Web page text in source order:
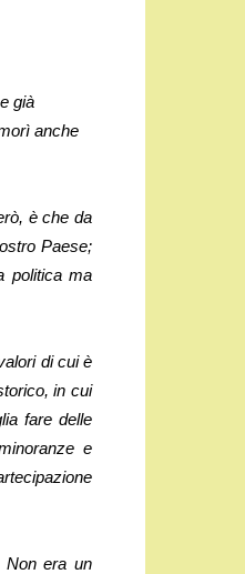
già
anche
è che da
Paese;
politica ma
di cui è
in cui
fare delle
e
Non era un